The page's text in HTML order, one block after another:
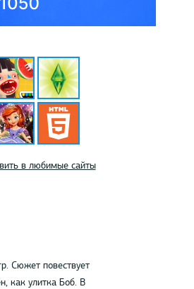
в любимые сайты
Сюжет повествует
как улитка Боб. В